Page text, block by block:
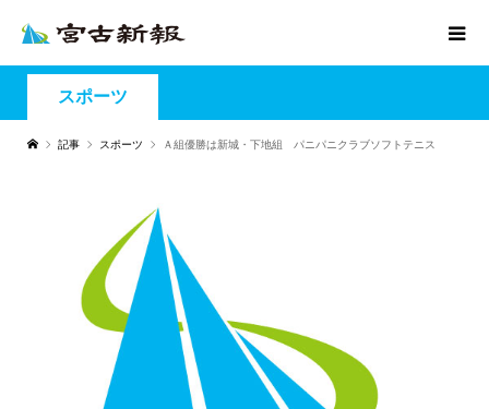
スポーツ
記事 スポーツ Ａ組優勝は新城・下地組 パニパニクラブソフトテニス